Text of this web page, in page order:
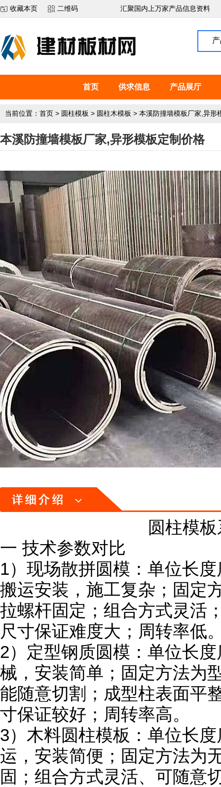
收藏本页 二维码 汇聚国内上万家产品信息资料
首页 供求信息 产品展厅
当前位置： 首页 > 圆柱模板 > 圆柱木模板 > 本溪防撞墙模板厂家,异形
本溪防撞墙模板厂家,异形模板定制价格
圆柱模
一 技术参数对比
1）现场散拼圆模：单位长
搬运安装，施工复杂；固定
拉螺杆固定；组合方式灵活
尺寸保证难度大；周转率低
2）定型钢质圆模：单位长
械，安装简单；固定方法为
能随意切割；成型柱表面平
寸保证较好；周转率高。
3）木料圆柱模板：单位长
运，安装简便；固定方法为
固；组合方式灵活、可随意